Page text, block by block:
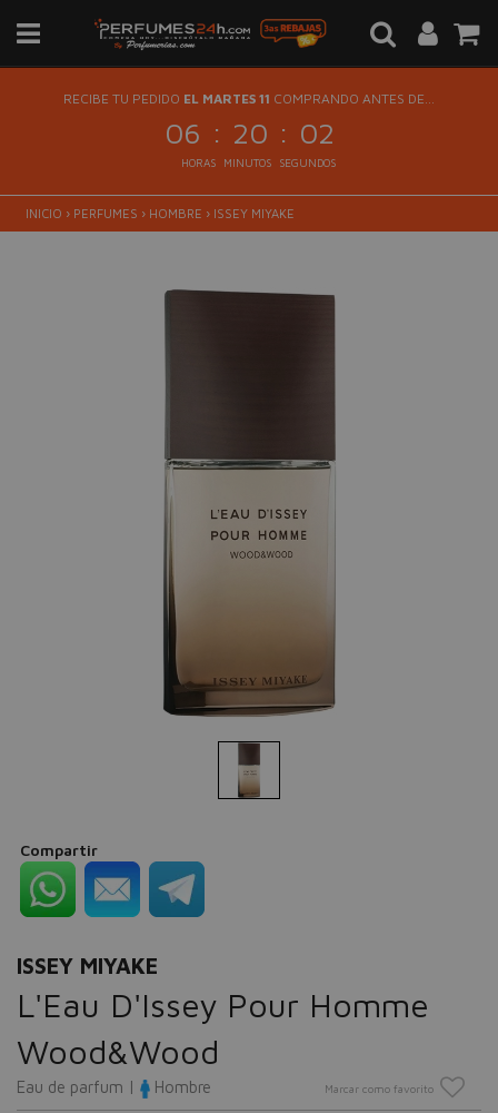
RECIBE TU PEDIDO EL MARTES 11 COMPRANDO ANTES DE...
06 : 20 : 02
HORAS MINUTOS SEGUNDOS
INICIO › PERFUMES › HOMBRE › ISSEY MIYAKE
Compartir
ISSEY MIYAKE
L'Eau D'Issey Pour Homme
Wood&Wood
Eau de parfum | Hombre Marcar como favorito